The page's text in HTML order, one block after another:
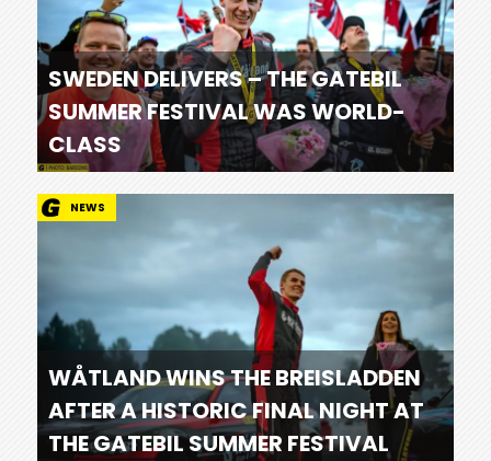
SWEDEN DELIVERS – THE GATEBIL
SUMMER FESTIVAL WAS WORLD-
CLASS
NEWS
WÅTLAND WINS THE BREISLADDEN
AFTER A HISTORIC FINAL NIGHT AT
THE GATEBIL SUMMER FESTIVAL